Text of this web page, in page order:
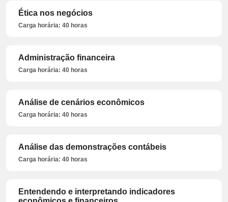
Ética nos negócios
Carga horária: 40 horas
Administração financeira
Carga horária: 40 horas
Análise de cenários econômicos
Carga horária: 40 horas
Análise das demonstrações contábeis
Carga horária: 40 horas
Entendendo e interpretando indicadores